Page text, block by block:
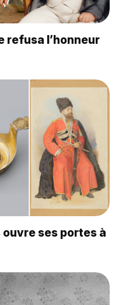
refusa l’honneur
ses portes à